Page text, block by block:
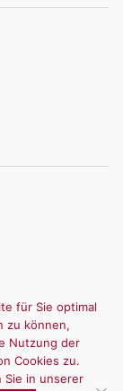
für Sie optimal
zu können,
Nutzung der
Cookies zu.
Sie in unserer